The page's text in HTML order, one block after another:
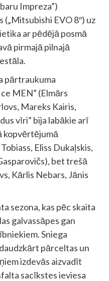
Impreza”)
EVO 8″) uz
ar pēdējā posmā
pirmajā pilnajā
pārtraukuma
MEN” (Elmārs
Mareks Kairis,
vīri” bija labākie arī
kopvērtējumā
Eliss Dukaļskis,
bet trešā
Kārlis Nebars, Jānis
sezona, kas pēc skaita
galvassāpes gan
Sniega
pārceltas un
izdevās aizvadīt
sacīkstes ieviesa